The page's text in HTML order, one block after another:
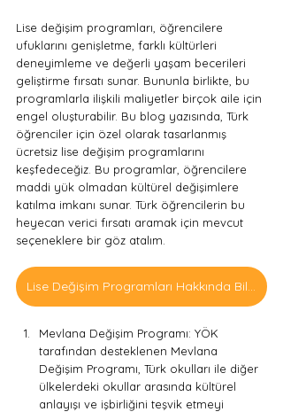
Lise değişim programları, öğrencilere
ufuklarını genişletme, farklı kültürleri
deneyimleme ve değerli yaşam becerileri
geliştirme fırsatı sunar. Bununla birlikte, bu
programlarla ilişkili maliyetler birçok aile için
engel oluşturabilir. Bu blog yazısında, Türk
öğrenciler için özel olarak tasarlanmış
ücretsiz lise değişim programlarını
keşfedeceğiz. Bu programlar, öğrencilere
maddi yük olmadan kültürel değişimlere
katılma imkanı sunar. Türk öğrencilerin bu
heyecan verici fırsatı aramak için mevcut
seçeneklere bir göz atalım.
Lise Değişim Programları Hakkında Bilgi Al
Mevlana Değişim Programı: YÖK
tarafından desteklenen Mevlana
Değişim Programı, Türk okulları ile diğer
ülkelerdeki okullar arasında kültürel
anlayışı ve işbirliğini teşvik etmeyi